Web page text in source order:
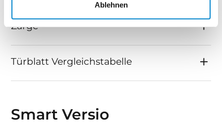
Ablehnen
Zarge
Türblatt Vergleichstabelle
Smart Versio